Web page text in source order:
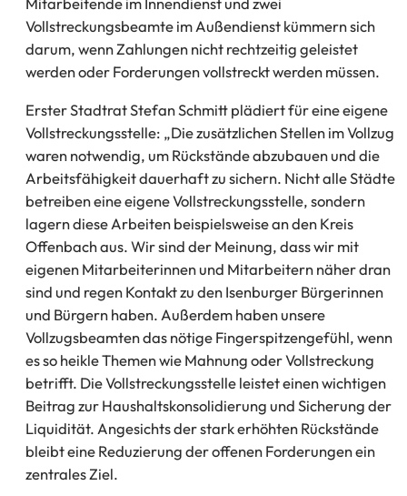
Vollstreckungsbeamte im Außendienst kümmern sich
darum, wenn Zahlungen nicht rechtzeitig geleistet
werden oder Forderungen vollstreckt werden müssen.
Erster Stadtrat Stefan Schmitt plädiert für eine eigene
Vollstreckungsstelle: „Die zusätzlichen Stellen im Vollzug
waren notwendig, um Rückstände abzubauen und die
Arbeitsfähigkeit dauerhaft zu sichern. Nicht alle Städte
betreiben eine eigene Vollstreckungsstelle, sondern
lagern diese Arbeiten beispielsweise an den Kreis
Offenbach aus. Wir sind der Meinung, dass wir mit
eigenen Mitarbeiterinnen und Mitarbeitern näher dran
sind und regen Kontakt zu den Isenburger Bürgerinnen
und Bürgern haben. Außerdem haben unsere
Vollzugsbeamten das nötige Fingerspitzengefühl, wenn
es so heikle Themen wie Mahnung oder Vollstreckung
betrifft. Die Vollstreckungsstelle leistet einen wichtigen
Beitrag zur Haushaltskonsolidierung und Sicherung der
Liquidität. Angesichts der stark erhöhten Rückstände
bleibt eine Reduzierung der offenen Forderungen ein
zentrales Ziel.